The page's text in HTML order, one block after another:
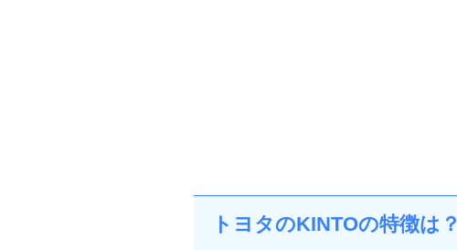
トヨタのKINTOの特徴は？